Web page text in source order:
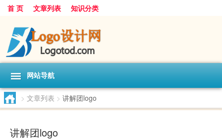
首 页 文章列表 知识分类
网站导航
> 文章列表 > 讲解团logo
讲解团logo